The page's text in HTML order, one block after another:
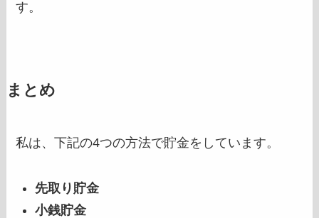
す。
まとめ
私は、下記の4つの方法で貯金をしています。
先取り貯金
小銭貯金